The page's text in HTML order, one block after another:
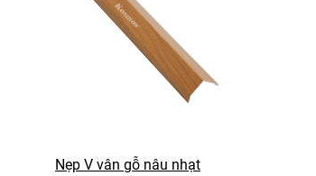
Nẹp V vân gỗ nâu nhạt